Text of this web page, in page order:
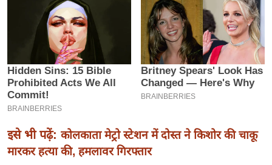
पे
प
र
सा
ल
इसे भी पढ़ें: कोलकाता मेट्रो स्टेशन में दोस्त ने किशोर की चाकू
मारकर हत्या की, हमलावर गिरफ्तार